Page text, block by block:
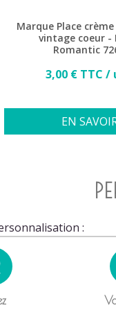
Marque Place
vintage coeur -
Romantic
Prix
3,00 € TTC /
EN
: